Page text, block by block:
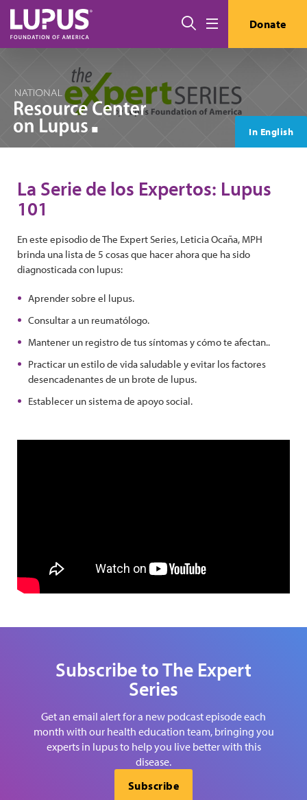
Pasar al contenido principal
Buscar Donate
In English
La Serie de los Expertos: Lupus
101
En este episodio de The Expert Series, Leticia Ocaña, MPH
brinda una lista de 5 cosas que hacer ahora que ha sido
diagnosticada con lupus:
Aprender sobre el lupus.
Consultar a un reumatólogo.
Mantener un registro de tus síntomas y cómo te afectan..
Practicar un estilo de vida saludable y evitar los factores
desencadenantes de un brote de lupus.
Establecer un sistema de apoyo social.
Subscribe to The Expert
Series
Get an email alert for a new podcast episode each
month with our health education team, bringing you
experts in lupus to help you live better with this
disease.
Subscribe